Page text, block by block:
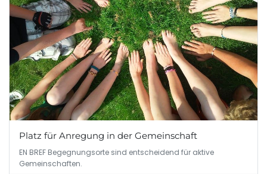
Platz für Anregung in der Gemeinschaft
EN BREF Begegnungsorte sind entscheidend für aktive
Gemeinschaften.